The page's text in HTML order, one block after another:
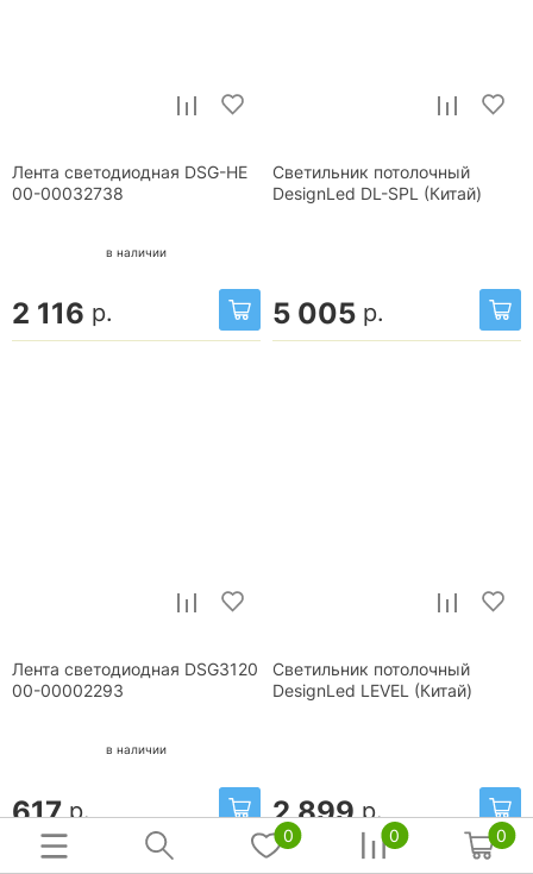
Лента светодиодная DSG-HE
00-00032738
в наличии
2 116 р.
Светильник потолочный
DesignLed DL-SPL (Китай)
5 005 р.
Лента светодиодная DSG3120
00-00002293
в наличии
617 р.
Светильник потолочный
DesignLed LEVEL (Китай)
2 899 р.
0 0 0